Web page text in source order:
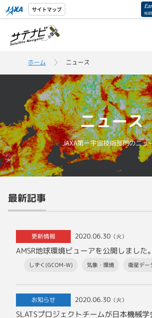
サイトマップ 地球
ホーム ニュース
ニュース
JAXA第一宇宙技術部門のニュ
最新記事
更新情報 2020.06.30 （火）
AMSR地球環境ビューアを公開しました。
しずく(GCOM-W) 気象・環境 衛星デー
お知らせ 2020.06.30 （火）
SLATSプロジェクトチームが日本機械